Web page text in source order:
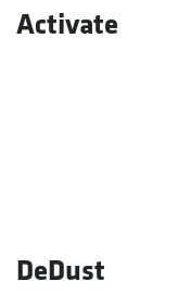
Activate
DeDust